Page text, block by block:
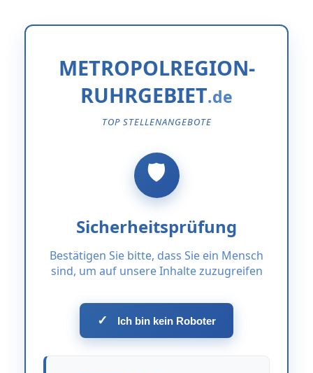
METROPOLREGION-
RUHRGEBIET
TOP STELLENANGEBOTE
Sicherheitsprüfung
Bestätigen Sie bitte, dass Sie ein Mensch
sind, um auf unsere Inhalte zuzugreifen
✓ Ich bin kein Roboter